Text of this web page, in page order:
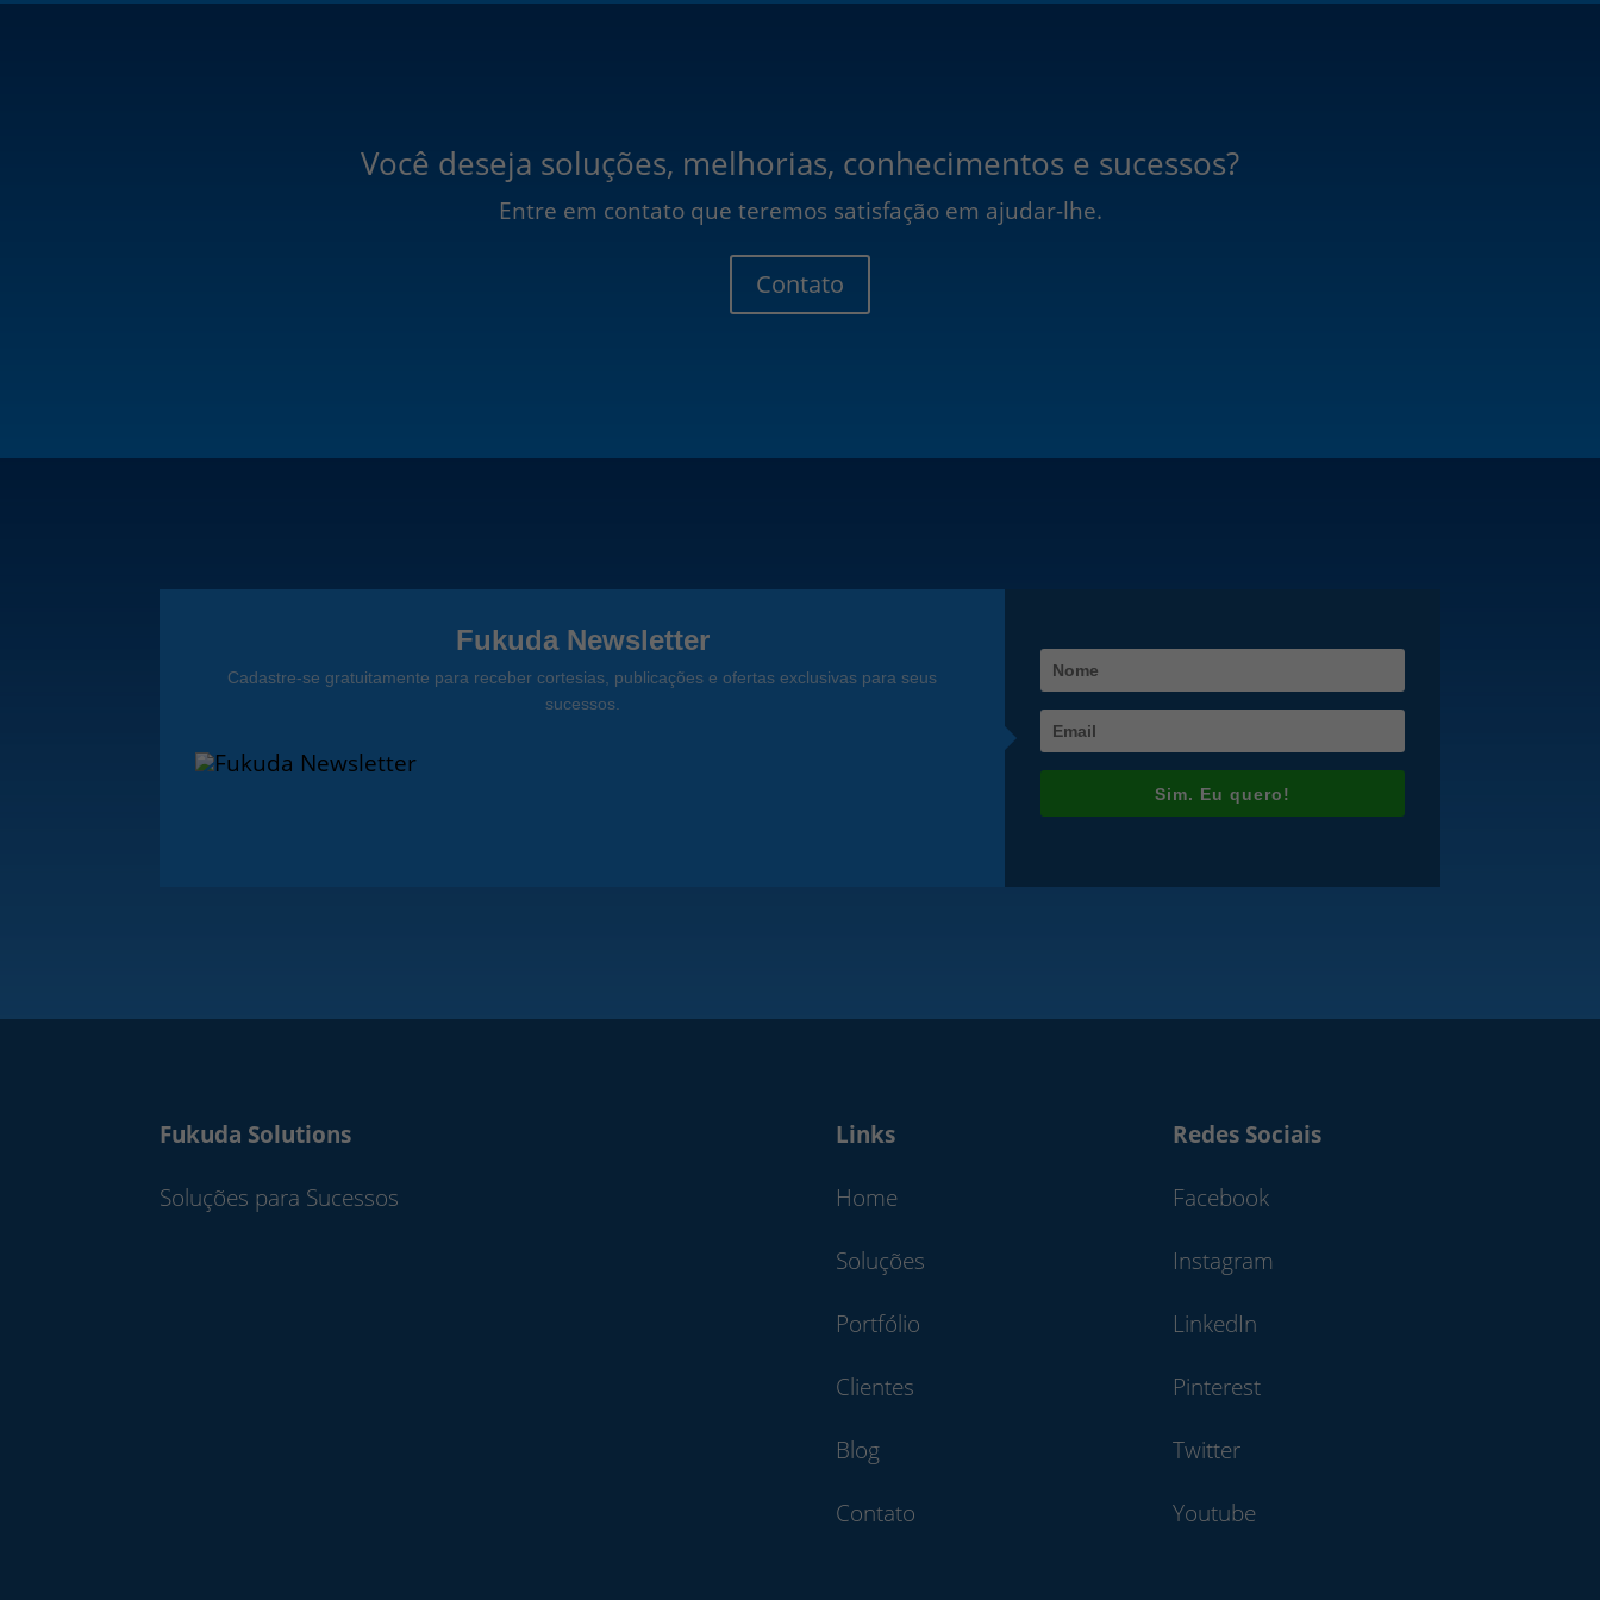
Você deseja soluções, melhorias, conhecimentos e sucessos?
Entre em contato que teremos satisfação em ajudar-lhe.
Contato
Fukuda Newsletter
Cadastre-se gratuitamente para receber cortesias, publicações e ofertas exclusivas para seus
sucessos.
Sim. Eu quero!
Fukuda Solutions
Soluções para Sucessos
Links
Home
Soluções
Portfólio
Clientes
Blog
Contato
Redes Sociais
Facebook
Instagram
LinkedIn
Pinterest
Twitter
Youtube